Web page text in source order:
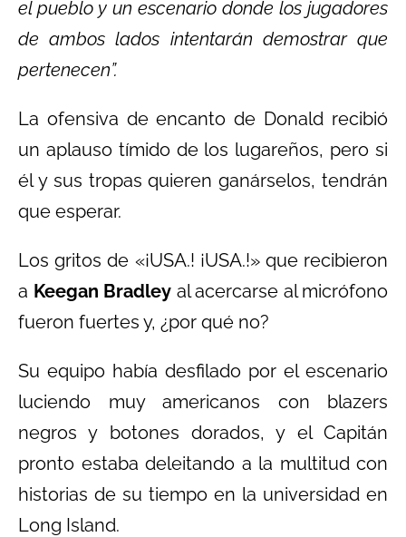
el pueblo y un escenario donde los jugadores
de ambos lados intentarán demostrar que
pertenecen”.
La ofensiva de encanto de Donald recibió
un aplauso tímido de los lugareños, pero si
él y sus tropas quieren ganárselos, tendrán
que esperar.
Los gritos de «¡USA.! ¡USA.!» que recibieron
a Keegan Bradley al acercarse al micrófono
fueron fuertes y, ¿por qué no?
Su equipo había desfilado por el escenario
luciendo muy americanos con blazers
negros y botones dorados, y el Capitán
pronto estaba deleitando a la multitud con
historias de su tiempo en la universidad en
Long Island.